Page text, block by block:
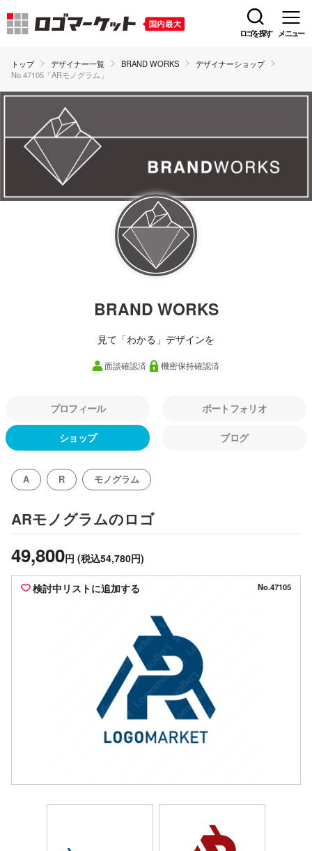
ロゴを探す メニュー
トップ デザイナー一覧 BRAND WORKS
デザイナーショップ
No.47105「ARモノグラム」
BRAND WORKS
見て「わかる」デザインを
面談確認済 機密保持確認済
プロフィール ポートフォリオ
ショップ ブログ
A R モノグラム
ARモノグラムのロゴ
49,800円 (税込54,780円)
検討中リストに追加する No.47105